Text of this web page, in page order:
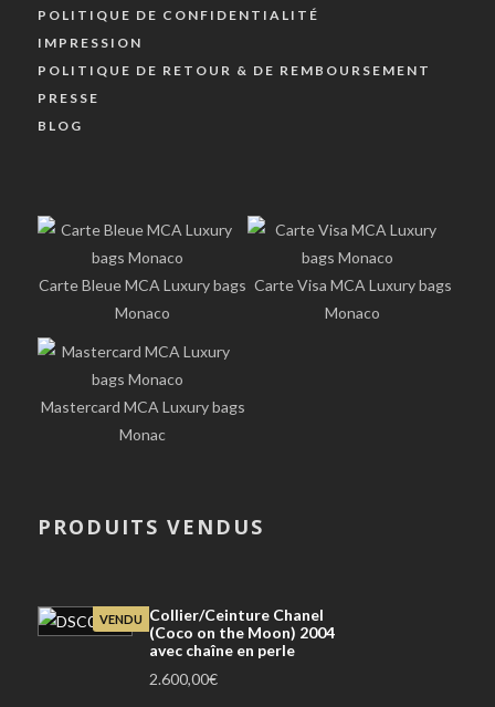
POLITIQUE DE CONFIDENTIALITÉ
IMPRESSION
POLITIQUE DE RETOUR & DE REMBOURSEMENT
PRESSE
BLOG
Carte Bleue MCA Luxury bags
Monaco
Carte Visa MCA Luxury bags
Monaco
Mastercard MCA Luxury bags
Monac
PRODUITS VENDUS
VENDU
Collier/Ceinture Chanel
(Coco on the Moon) 2004
avec chaîne en perle
2.600,00€